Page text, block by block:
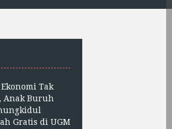
Tak
Anak Buruh
Gratis di UGM